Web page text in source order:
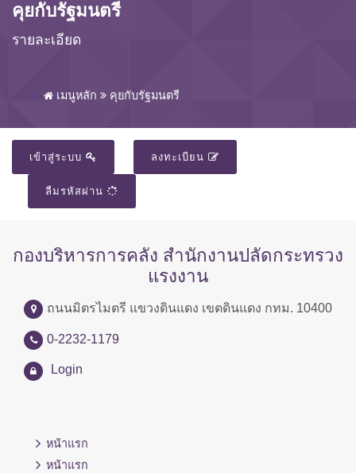
คุยกับรัฐมนตรี
รายละเอียด
เมนูหลัก คุยกับรัฐมนตรี
เข้าสู่ระบบ ลงทะเบียน
ลืมรหัสผ่าน
กองบริหารการคลัง สำนักงานปลัดกระทรวง
แรงงาน
ถนนมิตรไมตรี แขวงดินแดง เขตดินแดง กทม. 10400
0-2232-1179
Login
หน้าแรก
หน้าแรก